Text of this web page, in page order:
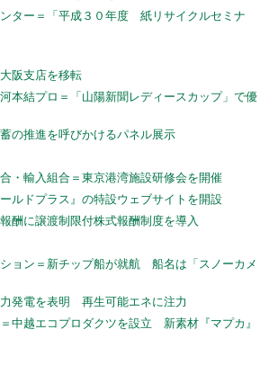
ター＝「平成３０年度 紙リサイクルセミナ
阪支店を移転
本結プロ＝「山陽新聞レディースカップ」で優
の推進を呼びかけるパネル展示
・輸入組合＝東京港湾施設研修会を開催
ルドプラス』の特設ウェブサイトを開設
酬に譲渡制限付株式報酬制度を導入
ョン＝新チップ船が就航 船名は「スノーカメ
発電を表明 再生可能エネに注力
中越エコプロダクツを設立 新素材『マプカ』